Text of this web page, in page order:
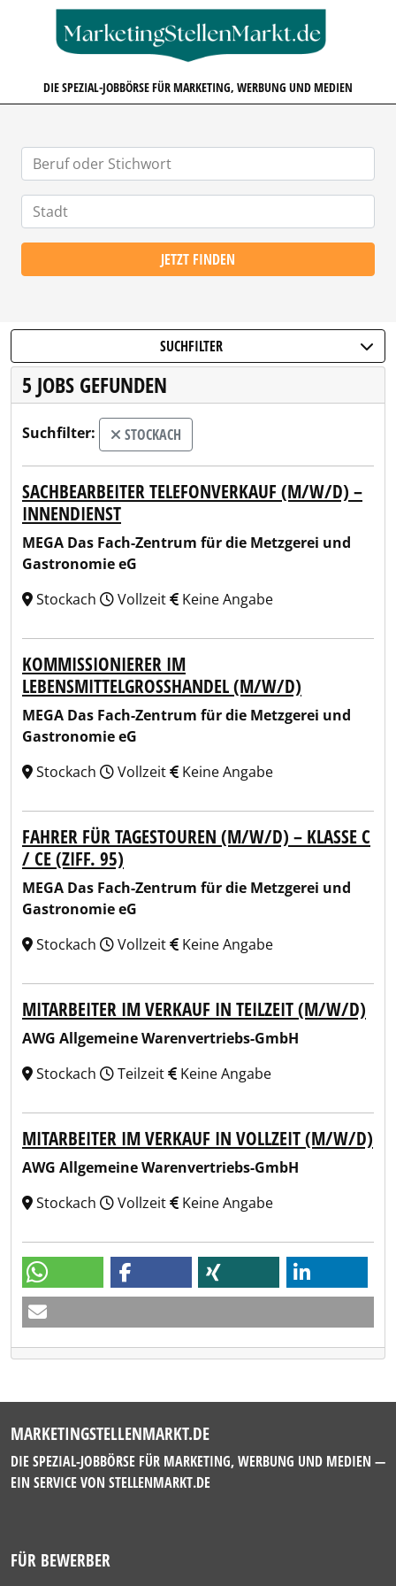
DIE SPEZIAL-JOBBÖRSE FÜR MARKETING, WERBUNG UND MEDIEN
JETZT FINDEN
SUCHFILTER
5 JOBS GEFUNDEN
Suchfilter: STOCKACH
SACHBEARBEITER TELEFONVERKAUF (M/W/D) –
INNENDIENST
MEGA Das Fach-Zentrum für die Metzgerei und
Gastronomie eG
Stockach
Vollzeit Keine Angabe
KOMMISSIONIERER IM
LEBENSMITTELGROSSHANDEL (M/W/D)
MEGA Das Fach-Zentrum für die Metzgerei und
Gastronomie eG
Stockach
Vollzeit Keine Angabe
FAHRER FÜR TAGESTOUREN (M/W/D) – KLASSE C
/ CE (ZIFF. 95)
MEGA Das Fach-Zentrum für die Metzgerei und
Gastronomie eG
Stockach
Vollzeit Keine Angabe
MITARBEITER IM VERKAUF IN TEILZEIT (M/W/D)
AWG Allgemeine Warenvertriebs-GmbH
Stockach
Teilzeit Keine Angabe
MITARBEITER IM VERKAUF IN VOLLZEIT (M/W/D)
AWG Allgemeine Warenvertriebs-GmbH
Stockach
Vollzeit Keine Angabe
MARKETINGSTELLENMARKT.DE
DIE SPEZIAL-JOBBÖRSE FÜR MARKETING, WERBUNG UND MEDIEN —
EIN SERVICE VON STELLENMARKT.DE
FÜR BEWERBER